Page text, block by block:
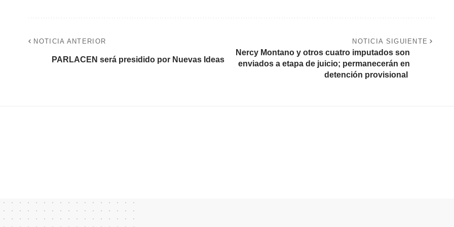
NOTICIA ANTERIOR
PARLACEN será presidido por Nuevas Ideas
NOTICIA SIGUIENTE
Nercy Montano y otros cuatro imputados son
enviados a etapa de juicio; permanecerán en
detención provisional